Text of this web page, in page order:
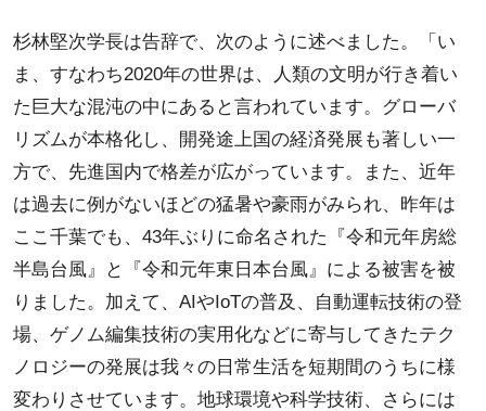
杉林堅次学長は告辞で、次のように述べました。「い
ま、すなわち2020年の世界は、人類の文明が行き着い
た巨大な混沌の中にあると言われています。グローバ
リズムが本格化し、開発途上国の経済発展も著しい一
方で、先進国内で格差が広がっています。また、近年
は過去に例がないほどの猛暑や豪雨がみられ、昨年は
ここ千葉でも、43年ぶりに命名された『令和元年房総
半島台風』と『令和元年東日本台風』による被害を被
りました。加えて、AIやIoTの普及、自動運転技術の登
場、ゲノム編集技術の実用化などに寄与してきたテク
ノロジーの発展は我々の日常生活を短期間のうちに様
変わりさせています。地球環境や科学技術、さらには